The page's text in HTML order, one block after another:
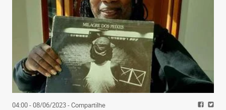
04:00 - 08/06/2023- Compartilhe